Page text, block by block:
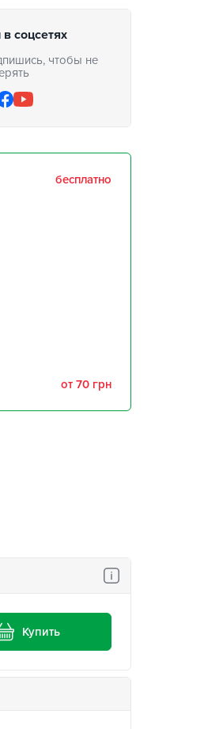
соцсетях
чтобы не
бесплатно
от 70 грн
Купить